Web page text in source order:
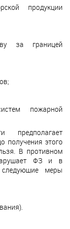
продукции
за границей
пожарной
предполагает
получения этого
В противном
ФЗ и в
меры